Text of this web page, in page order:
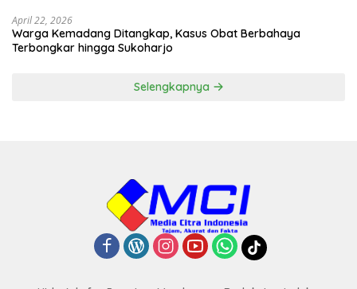
April 22, 2026
Warga Kemadang Ditangkap, Kasus Obat Berbahaya
Terbongkar hingga Sukoharjo
Selengkapnya